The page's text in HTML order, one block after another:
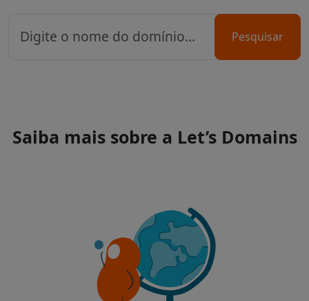
Pesquisar